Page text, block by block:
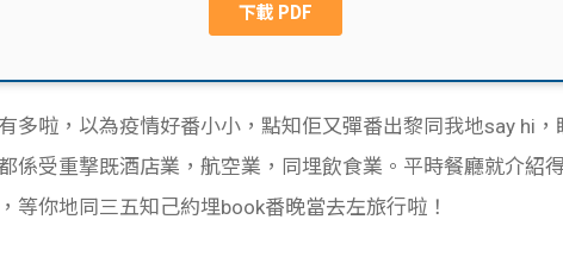
多啦，以為疫情好番小小，點知佢又彈番出黎同我地say hi
係受重撃既酒店業，航空業，同埋飲食業。平時餐廳就介紹
等你地同三五知己約埋book番晚當去左旅行啦！